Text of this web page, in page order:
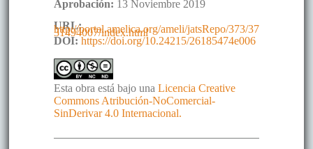
Aprobación: 13 Noviembre 2019
URL:
http://portal.amelica.org/ameli/jatsRepo/373/37
31494007/index.html
DOI: https://doi.org/10.24215/26185474e006
Esta obra está bajo una Licencia Creative
Commons Atribución-NoComercial-
SinDerivar 4.0 Internacional.